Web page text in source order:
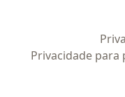
Privacidade